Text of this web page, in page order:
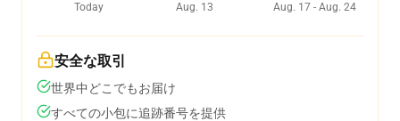
Today
Aug. 13
Aug. 17 - Aug. 24
安全な取引
世界中どこでもお届け
すべての小包に追跡番号を提供